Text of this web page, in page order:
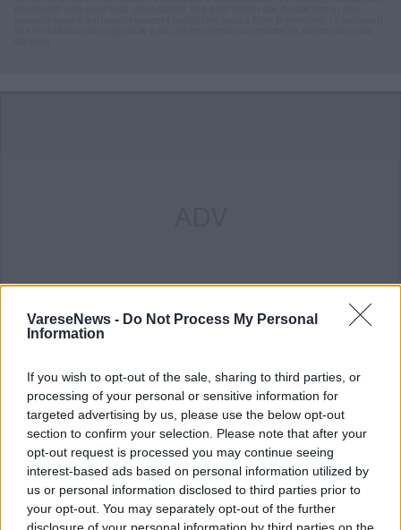
VareseNews - Do Not Process My Personal
Information
If you wish to opt-out of the sale, sharing to third parties, or
processing of your personal or sensitive information for
targeted advertising by us, please use the below opt-out
section to confirm your selection. Please note that after your
opt-out request is processed you may continue seeing
interest-based ads based on personal information utilized by
us or personal information disclosed to third parties prior to
your opt-out. You may separately opt-out of the further
ALTRE NOTIZIE DI BUSTO ARSIZIO